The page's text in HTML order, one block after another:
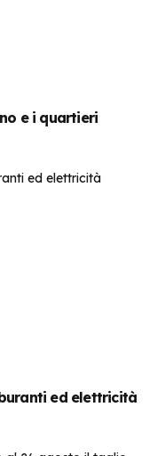
e i quartieri
ed elettricità